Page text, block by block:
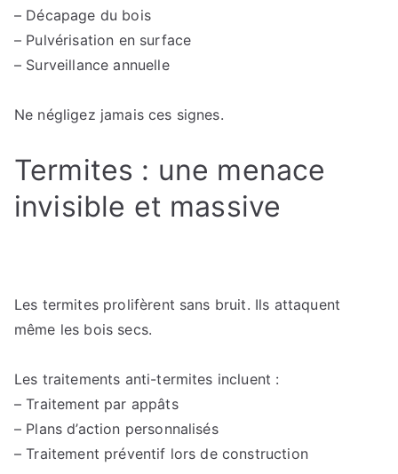
– Décapage du bois
– Pulvérisation en surface
– Surveillance annuelle
Ne négligez jamais ces signes.
Termites : une menace
invisible et massive
Les termites prolifèrent sans bruit. Ils attaquent
même les bois secs.
Les traitements anti-termites incluent :
– Traitement par appâts
– Plans d’action personnalisés
– Traitement préventif lors de construction